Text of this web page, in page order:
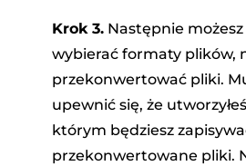
Krok 3.Następnie możesz
wybierać formaty plików,
przekonwertować pliki.
upewnić się, że
którym będziesz
przekonwertowane pliki.